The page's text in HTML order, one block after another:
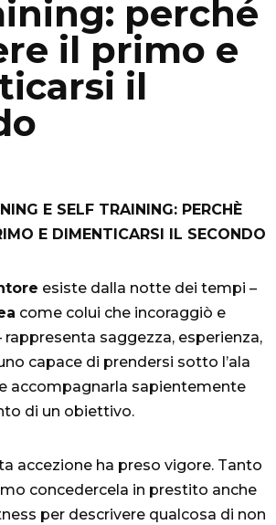
perché
il primo e
il
E SELF TRAINING: PERCHÈ
E DIMENTICARSI IL SECONDO
esiste dalla notte dei tempi –
come colui che incoraggiò e
rappresenta saggezza, esperienza,
capace di prendersi sotto l’ala
accompagnarla sapientemente
di un obiettivo.
accezione ha preso vigore. Tanto
concedercela in prestito anche
per descrivere qualcosa di non